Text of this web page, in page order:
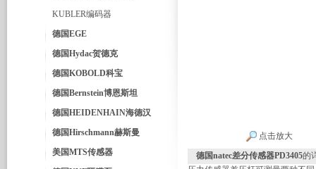
KUBLER编码器
德国EGE
德国Hydac贺德克
德国KOBOLD科宝
德国Bernstein博恩斯坦
德国HEIDENHAIN海德汉
德国Hirschmann赫斯曼
美国MTS传感器
点击放大
德国natec差分传感器PD3405的